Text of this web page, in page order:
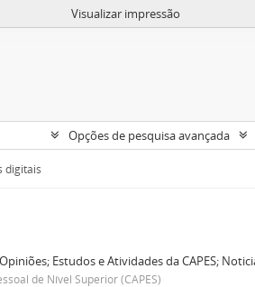
Visualizar impressão
Opções de pesquisa avançada
digitais
Estudos e Atividades da CAPES;
de Nível Superior (CAPES)